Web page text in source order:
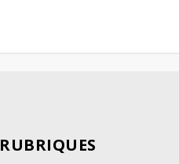
RUBRIQUES